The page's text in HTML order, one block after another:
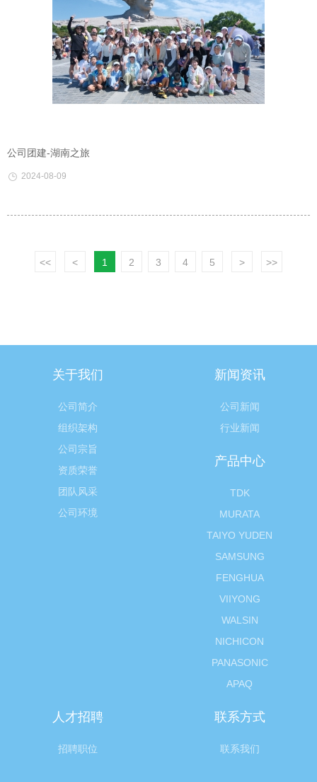
公司团建-湖南之旅
2024-08-09
<< < 1 2 3 4 5 > >>
关于我们
公司简介
组织架构
公司宗旨
资质荣誉
团队风采
公司环境
新闻资讯
公司新闻
行业新闻
产品中心
TDK
MURATA
TAIYO YUDEN
SAMSUNG
FENGHUA
VIIYONG
WALSIN
NICHICON
PANASONIC
APAQ
人才招聘
招聘职位
联系方式
联系我们